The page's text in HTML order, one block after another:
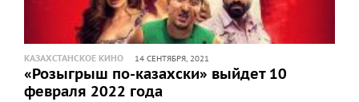
КАЗАХСТАНСКОЕ КИНО 14 СЕНТЯБРЯ, 2021
«Розыгрыш по-казахски» выйдет 10
февраля 2022 года